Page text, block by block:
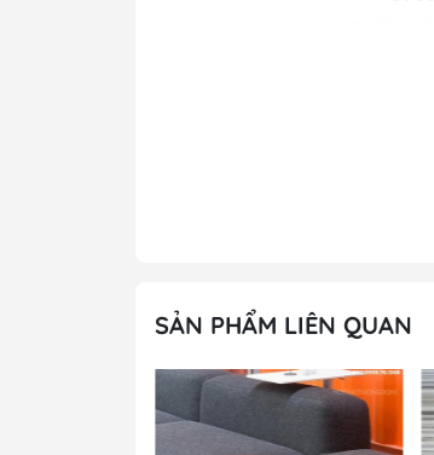
tốt,
Vui
Đánh giá
đại
SẢN PHẨM LIÊN QUAN